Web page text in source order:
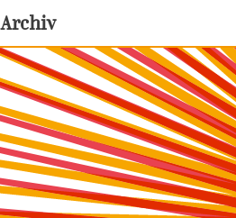
Archiv